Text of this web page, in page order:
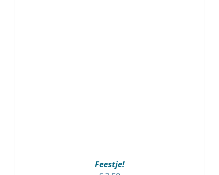
Feestje!